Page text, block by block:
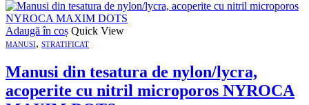
Adaugă în coș Quick View
MANUSI, STRATIFICAT
Manusi din tesatura de nylon/lycra,
acoperite cu nitril microporos NYROCA